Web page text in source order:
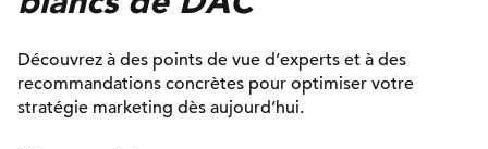
Découvrez à des points de vue d’experts et à des
recommandations concrètes pour optimiser votre
stratégie marketing dès aujourd’hui.